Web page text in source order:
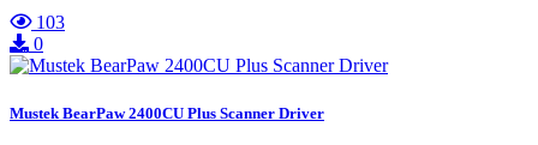
103
0
Mustek BearPaw 2400CU Plus Scanner Driver